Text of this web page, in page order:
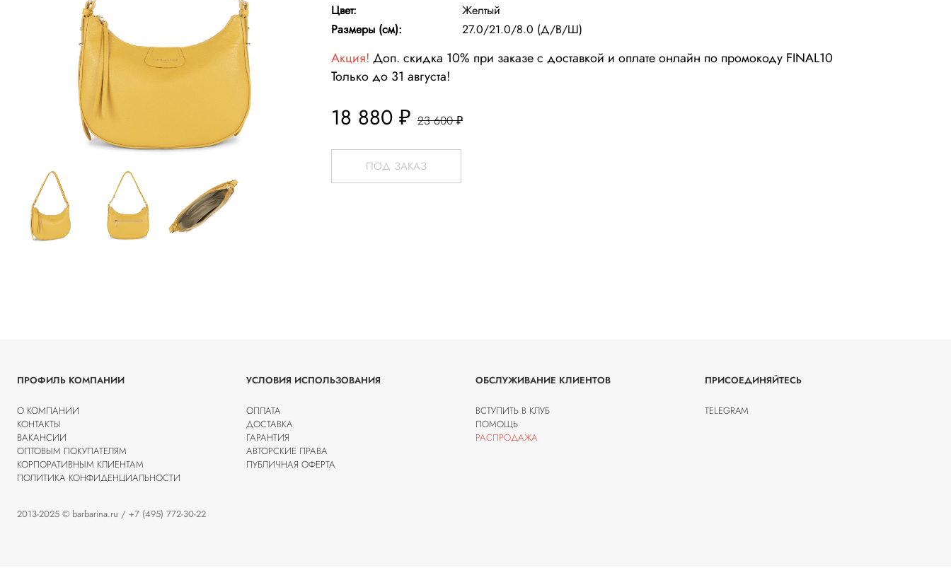
Цвет:
Желтый
Размеры (см):
27.0/21.0/8.0 (Д/В/Ш)
Акция! Доп. скидка 10% при заказе с доставкой и оплате онлайн по промокоду FINAL10
Только до 31 августа!
18 880 ₽ 23 600 ₽
ПОД ЗАКАЗ
ПРОФИЛЬ КОМПАНИИ
О КОМПАНИИ
КОНТАКТЫ
ВАКАНСИИ
ОПТОВЫМ ПОКУПАТЕЛЯМ
КОРПОРАТИВНЫМ КЛИЕНТАМ
ПОЛИТИКА КОНФИДЕНЦИАЛЬНОСТИ
УСЛОВИЯ ИСПОЛЬЗОВАНИЯ
ОПЛАТА
ДОСТАВКА
ГАРАНТИЯ
АВТОРСКИЕ ПРАВА
ПУБЛИЧНАЯ ОФЕРТА
ОБСЛУЖИВАНИЕ КЛИЕНТОВ
ВСТУПИТЬ В КЛУБ
ПОМОЩЬ
РАСПРОДАЖА
ПРИСОЕДИНЯЙТЕСЬ
TELEGRAM
2013-2025 © barbarina.ru / +7 (495) 772-30-22